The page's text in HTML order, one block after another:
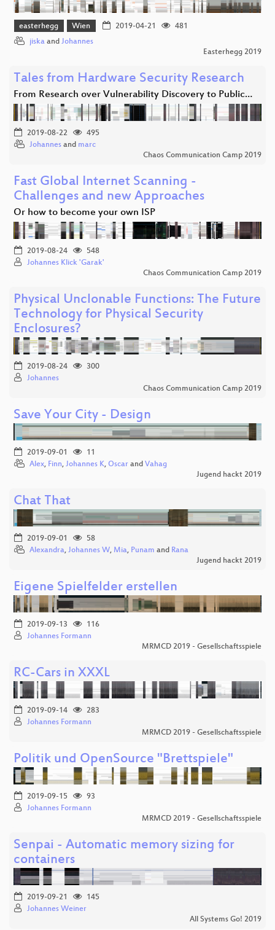
easterhegg Wien 2019-04-21
481
jiska and Johannes
Easterhegg 2019
Tales from Hardware Security Research
From Research over Vulnerability Discovery to Public…
2019-08-22
495
Johannes and marc
Chaos Communication Camp 2019
Fast Global Internet Scanning -
Challenges and new Approaches
Or how to become your own ISP
2019-08-24
548
Johannes Klick 'Garak'
Chaos Communication Camp 2019
Physical Unclonable Functions: The Future
Technology for Physical Security
Enclosures?
2019-08-24
300
Johannes
Chaos Communication Camp 2019
Save Your City - Design
2019-09-01
11
Alex, Finn, Johannes K, Oscar and Vahag
Jugend hackt 2019
Chat That
2019-09-01
58
Alexandra, Johannes W, Mia, Punam and Rana
Jugend hackt 2019
Eigene Spielfelder erstellen
2019-09-13
116
Johannes Formann
MRMCD 2019 - Gesellschaftsspiele
RC-Cars in XXXL
2019-09-14
283
Johannes Formann
MRMCD 2019 - Gesellschaftsspiele
Politik und OpenSource "Brettspiele"
2019-09-15
93
Johannes Formann
MRMCD 2019 - Gesellschaftsspiele
Senpai - Automatic memory sizing for
containers
2019-09-21
145
Johannes Weiner
All Systems Go! 2019